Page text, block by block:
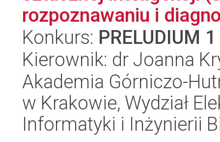
rozpoznawaniu i
Konkurs: PRELUDIUM 1
Kierownik: dr Joanna
Akademia Górniczo-
w Krakowie, Wydział
Informatyki i Inżynierii